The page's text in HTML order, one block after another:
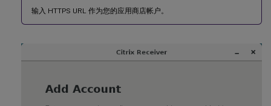
输入 HTTPS URL 作为您的应用商店帐户。